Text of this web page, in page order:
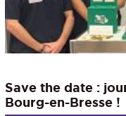
Save the date :
Bourg-en-Bresse !